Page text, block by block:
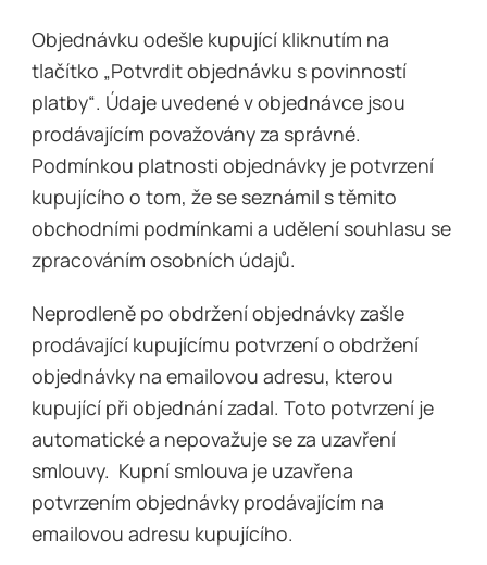
Objednávku odešle kupující kliknutím na
tlačítko „Potvrdit objednávku s povinností
platby“. Údaje uvedené v objednávce jsou
prodávajícím považovány za správné.
Podmínkou platnosti objednávky je potvrzení
kupujícího o tom, že se seznámil s těmito
obchodními podmínkami a udělení souhlasu se
zpracováním osobních údajů.
Neprodleně po obdržení objednávky zašle
prodávající kupujícímu potvrzení o obdržení
objednávky na emailovou adresu, kterou
kupující při objednání zadal. Toto potvrzení je
automatické a nepovažuje se za uzavření
smlouvy. Kupní smlouva je uzavřena
potvrzením objednávky prodávajícím na
emailovou adresu kupujícího.